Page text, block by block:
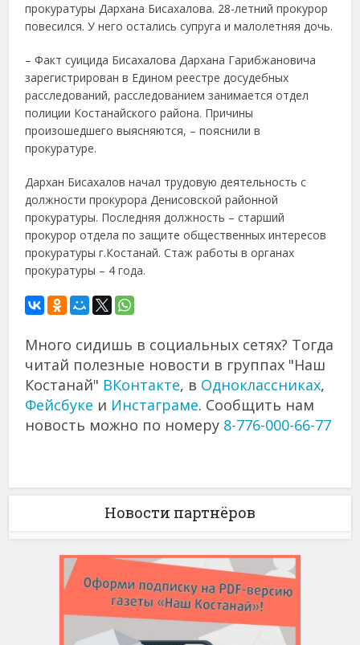
прокуратуры Дархана Бисахалова. 28-летний прокурор
повесился. У него остались супруга и малолетняя дочь.
– Факт суицида Бисахалова Дархана Гарибжановича
зарегистрирован в Едином реестре досудебных
расследований, расследованием занимается отдел
полиции Костанайского района. Причины
произошедшего выясняются, – пояснили в
прокуратуре.
Дархан Бисахалов начал трудовую деятельность с
должности прокурора Денисовской районной
прокуратуры. Последняя должность – старший
прокурор отдела по защите общественных интересов
прокуратуры г.Костанай. Стаж работы в органах
прокуратуры – 4 года.
Много сидишь в социальных сетях? Тогда
читай полезные новости в группах "Наш
Костанай" ВКонтакте, в Одноклассниках,
Фейсбуке и Инстаграме. Сообщить нам
новость можно по номеру 8-776-000-66-77
Новости партнёров